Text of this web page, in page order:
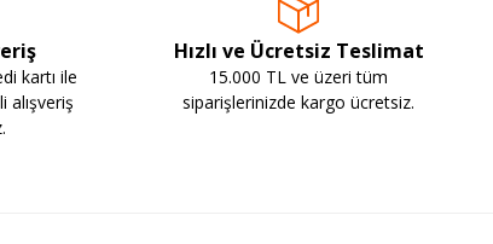
kartı ile
alışveriş
Hızlı ve Ücretsiz Teslimat
15.000 TL ve üzeri tüm
siparişlerinizde kargo ücretsiz.